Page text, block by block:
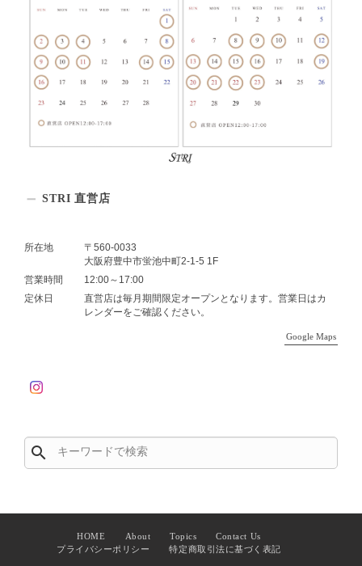
STRI 直営店
所在地
〒560-0033
大阪府豊中市蛍池中町2-1-5 1F
営業時間
12:00～17:00
定休日
直営店は毎月期間限定オープンとなります。営業日はカ
レンダーをご確認ください。
Google Maps
search
HOME About Topics
Contact Us
プライバシーポリシー
特定商取引法に基づく表記